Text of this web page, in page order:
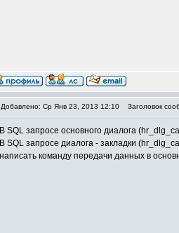
Добавлено: Ср Янв 23, 2013 12:10 Заголовок
SQL запросе основного диалога
SQL запросе диалога - закладки
команду передачи данных в